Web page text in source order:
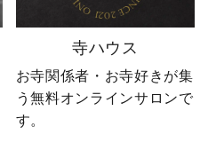
DM・公式LINEからお気
軽にどうぞ📩 #やじ社長 #
卒塔婆 #卒塔婆屋さん #日
の出町 婿社長
寺ハウス
お寺関係者・お寺好きが集
う無料オンラインサロンで
す。